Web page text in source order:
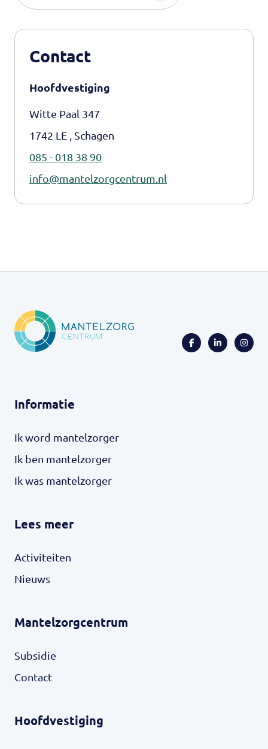
Contact
Hoofdvestiging
Witte Paal 347
1742 LE , Schagen
085 - 018 38 90
info@mantelzorgcentrum.nl
Informatie
Ik word mantelzorger
Ik ben mantelzorger
Ik was mantelzorger
Lees meer
Activiteiten
Nieuws
Mantelzorgcentrum
Subsidie
Contact
Hoofdvestiging